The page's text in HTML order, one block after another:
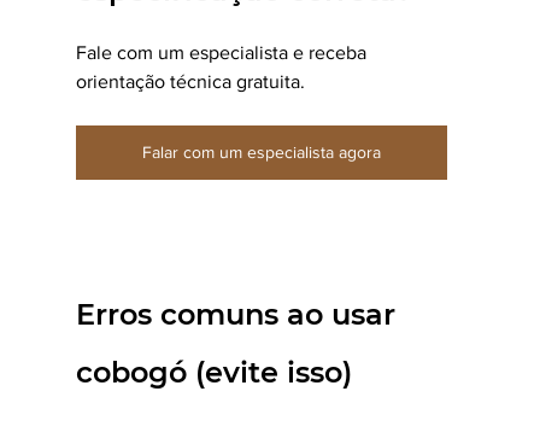
Fale com um especialista e receba
orientação técnica gratuita.
Falar com um especialista agora
Erros comuns ao usar
cobogó (evite isso)